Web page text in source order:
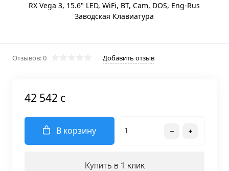
Отзывов: 0 Добавить отзыв
42 542 c
В корзину
Купить в 1 клик